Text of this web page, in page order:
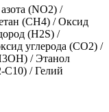
(NO2) /
(CH4) /Оксид
(H2S) /
углерода (CO2) /
/Этанол
C10) /Гелий